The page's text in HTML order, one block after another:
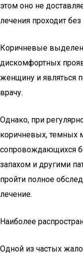
этом оно не
лечения проходит без
Коричневые
дискомфортных
женщину и являться
врачу.
Однако, при
коричневых, темных
сопровождающихся
запахом и другими
пройти полное
лечение.
Наиболее
Одной из частых